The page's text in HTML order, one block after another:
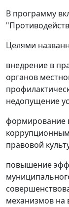
В программу
Целями
внедрение в
органов
недопущение
формирование
правовой
повышение
механизмов на